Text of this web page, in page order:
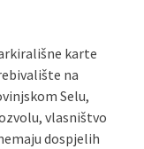
karte
na
Selu,
vlasništvo
dospjelih